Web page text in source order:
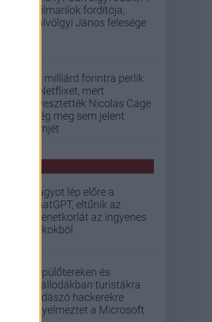
szilmarilok fordítója,
Gálvölgyi János felesége
33 milliárd forintra perlik
a Netflixet, mert
elvesztették Nicolas Cage
még meg sem jelent
filmjét
Nagyot lép előre a
ChatGPT, eltűnik az
üzenetkorlát az ingyenes
fiókokból
Repülőtereken és
szállodákban turistákra
vadászó hackerekre
figyelmeztet a Microsoft